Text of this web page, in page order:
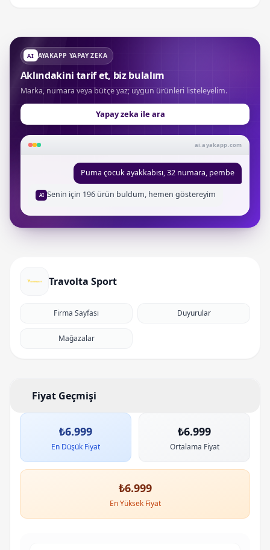
AI AYAKAPP YAPAY ZEKA
Aklındakini tarif et, biz bulalım
Marka, numara veya bütçe yaz; uygun ürünleri listeleyelim.
Yapay zeka ile ara
ai.ayakapp.com
Puma çocuk ayakkabısı, 32 numara, pembe
AI Senin için 196 ürün buldum, hemen göstereyim
Travolta Sport
Firma Sayfası Duyurular
Mağazalar
Fiyat Geçmişi
₺6.999
En Düşük Fiyat
₺6.999
Ortalama Fiyat
₺6.999
En Yüksek Fiyat